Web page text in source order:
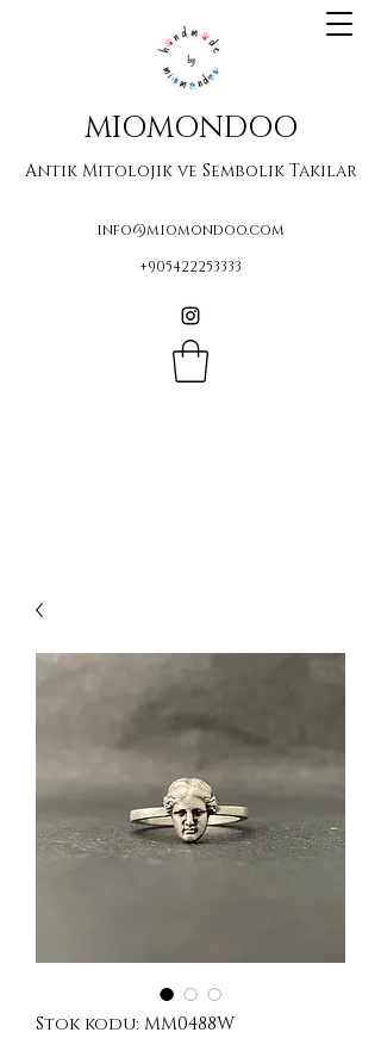
MIOMONDOO
Antik Mitolojik ve Sembolik Takılar
info@miomondoo.com
+905422253333
Stok kodu: MM0488W